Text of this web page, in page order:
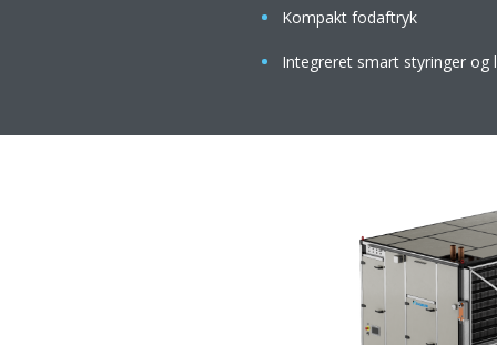
Kompakt fodaftryk
Integreret smart styringer og